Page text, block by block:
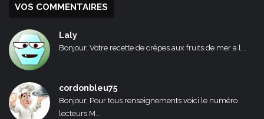
VOS COMMENTAIRES
Laly
Bonjour, Votre recette de crêpes aux fruits de mer a l...
cordonbleu75
Bonjour, Pour tous renseignements voici le numéro
lecteurs M...